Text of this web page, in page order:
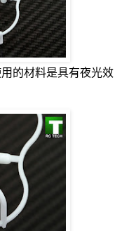
的材料是具有夜光效